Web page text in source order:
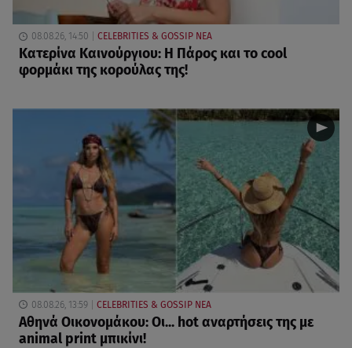
08.08.26, 14:50 CELEBRITIES & GOSSIP ΝΕΑ
Κατερίνα Καινούργιου: Η Πάρος και το cool
φορμάκι της κορούλας της!
08.08.26, 13:59 CELEBRITIES & GOSSIP ΝΕΑ
Αθηνά Οικονομάκου: Οι... hot αναρτήσεις της με
animal print μπικίνι!